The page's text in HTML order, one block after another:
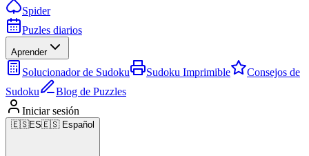
Spider
Puzles diarios
Aprender
Solucionador de Sudoku Sudoku Imprimible
Consejos de
Sudoku
Blog de Puzzles
Iniciar sesión
🇪🇸ES🇪🇸 Español